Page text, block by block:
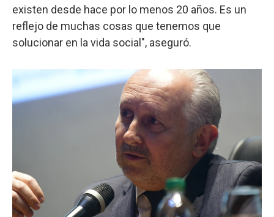
existen desde hace por lo menos 20 años. Es un
reflejo de muchas cosas que tenemos que
solucionar en la vida social", aseguró.